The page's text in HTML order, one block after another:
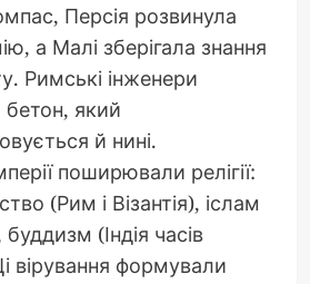
Персія розвинула
а Малі зберігала знання
Римські інженери
який
й нині.
поширювали релігії:
(Рим і Візантія), іслам
(Індія часів
вірування формували